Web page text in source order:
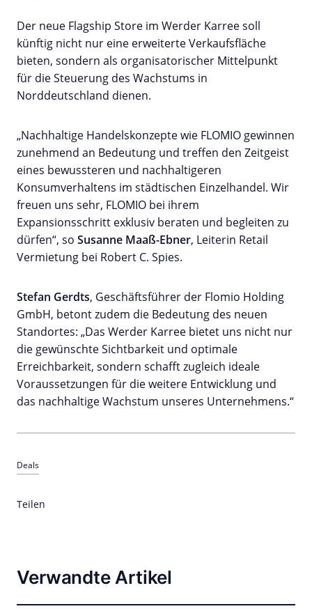
Der neue Flagship Store im Werder Karree soll
künftig nicht nur eine erweiterte Verkaufsfläche
bieten, sondern als organisatorischer Mittelpunkt
für die Steuerung des Wachstums in
Norddeutschland dienen.
„Nachhaltige Handelskonzepte wie FLOMIO gewinnen
zunehmend an Bedeutung und treffen den Zeitgeist
eines bewussteren und nachhaltigeren
Konsumverhaltens im städtischen Einzelhandel. Wir
freuen uns sehr, FLOMIO bei ihrem
Expansionsschritt exklusiv beraten und begleiten zu
dürfen“, so Susanne Maaß-Ebner, Leiterin Retail
Vermietung bei Robert C. Spies.
Stefan Gerdts, Geschäftsführer der Flomio Holding
GmbH, betont zudem die Bedeutung des neuen
Standortes: „Das Werder Karree bietet uns nicht nur
die gewünschte Sichtbarkeit und optimale
Erreichbarkeit, sondern schafft zugleich ideale
Voraussetzungen für die weitere Entwicklung und
das nachhaltige Wachstum unseres Unternehmens.“
Deals
Teilen
Verwandte Artikel